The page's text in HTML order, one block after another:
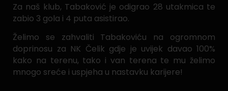
Za naš klub, Tabaković je odigrao 28 utakmica te
zabio 3 gola i 4 puta asistirao.
Želimo se zahvaliti Tabakoviću na ogromnom
doprinosu za NK Čelik gdje je uvijek davao 100%
kako na terenu, tako i van terena te mu želimo
mnogo sreće i uspjeha u nastavku karijere!